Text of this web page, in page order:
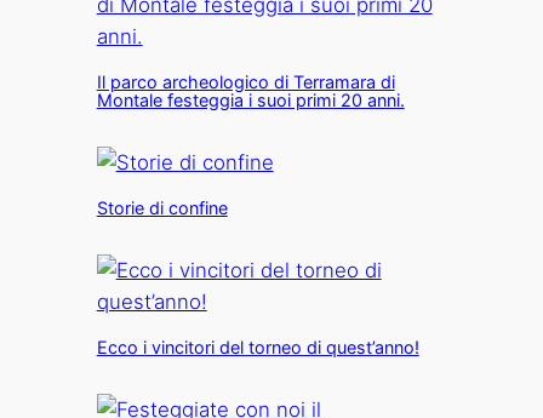
Il parco archeologico di Terramara di
Montale festeggia i suoi primi 20 anni.
Storie di confine
Ecco i vincitori del torneo di quest’anno!